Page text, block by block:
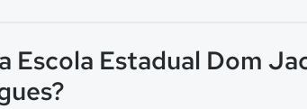
Escola Estadual Dom